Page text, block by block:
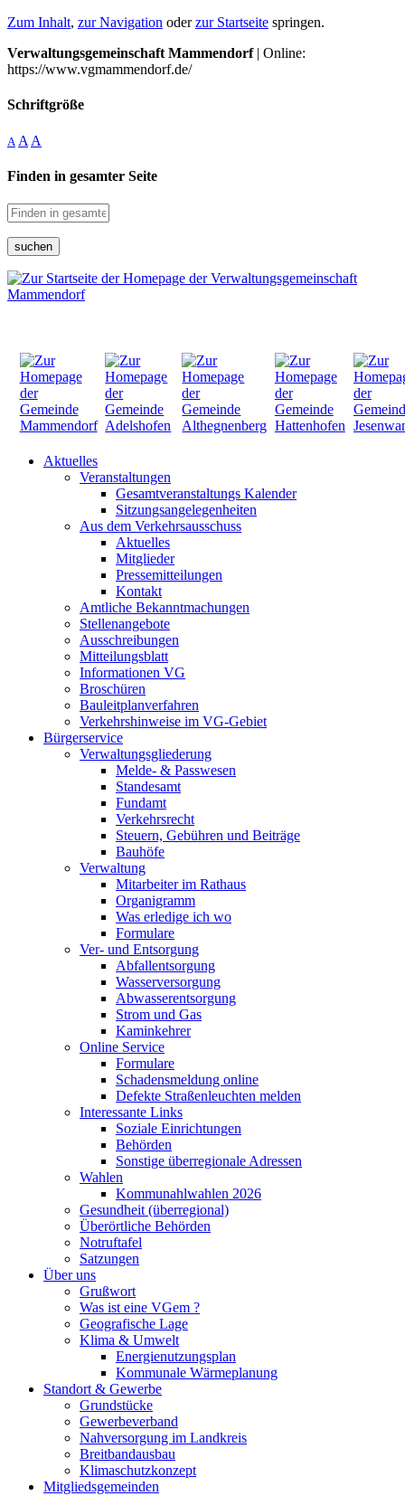
Zum Inhalt, zur Navigation oderzur Startseite springen.
Verwaltungsgemeinschaft Mammendorf| Online:
https://www.vgmammendorf.de/
Schriftgröße
A A A
Finden in gesamter Seite
suchen
Aktuelles
Veranstaltungen
Gesamtveranstaltungs Kalender
Sitzungsangelegenheiten
Aus dem Verkehrsausschuss
Aktuelles
Mitglieder
Pressemitteilungen
Kontakt
Amtliche Bekanntmachungen
Stellenangebote
Ausschreibungen
Mitteilungsblatt
Informationen VG
Broschüren
Bauleitplanverfahren
Verkehrshinweise im VG-Gebiet
Bürgerservice
Verwaltungsgliederung
Melde- & Passwesen
Standesamt
Fundamt
Verkehrsrecht
Steuern, Gebühren und Beiträge
Bauhöfe
Verwaltung
Mitarbeiter im Rathaus
Organigramm
Was erledige ich wo
Formulare
Ver- und Entsorgung
Abfallentsorgung
Wasserversorgung
Abwasserentsorgung
Strom und Gas
Kaminkehrer
Online Service
Formulare
Schadensmeldung online
Defekte Straßenleuchten melden
Interessante Links
Soziale Einrichtungen
Behörden
Sonstige überregionale Adressen
Wahlen
Kommunahlwahlen 2026
Gesundheit (überregional)
Überörtliche Behörden
Notruftafel
Satzungen
Über uns
Grußwort
Was ist eine VGem ?
Geografische Lage
Klima & Umwelt
Energienutzungsplan
Kommunale Wärmeplanung
Standort & Gewerbe
Grundstücke
Gewerbeverband
Nahversorgung im Landkreis
Breitbandausbau
Klimaschutzkonzept
Mitgliedsgemeinden